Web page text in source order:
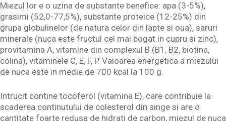
Miezul lor e o uzina de substante benefice: apa (3-5%),
grasimi (52,0-77,5%), substante proteice (12-25%) din
grupa globulinelor (de natura celor din lapte si oua), saruri
minerale (nuca este fructul cel mai bogat in cupru si zinc),
provitamina A, vitamine din complexul B (B1, B2, biotina,
colina), vitaminele C, E, F, P. Valoarea energetica a miezului
de nuca este in medie de 700 kcal la 100 g.
Intrucit contine tocoferol (vitamina E), care contribuie la
scaderea continutului de colesterol din singe si are o
cantitate foarte redusa de hidrati de carbon, miezul de nuca